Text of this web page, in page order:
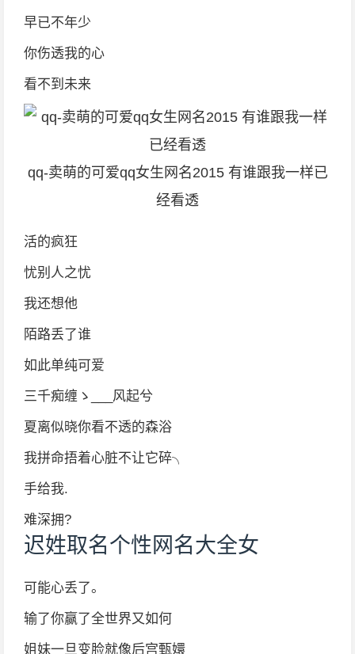
早已不年少
你伤透我的心
看不到未来
qq-卖萌的可爱qq女生网名2015 有谁跟我一样已
经看透
活的疯狂
忧别人之忧
我还想他
陌路丢了谁
如此单纯可爱
三千痴缠ゝ___风起兮
夏离似晓你看不透的森浴
我拼命捂着心脏不让它碎╮
手给我.
难深拥?
迟姓取名个性网名大全女
可能心丢了。
输了你赢了全世界又如何
姐妹一旦变脸就像后宫甄嬛